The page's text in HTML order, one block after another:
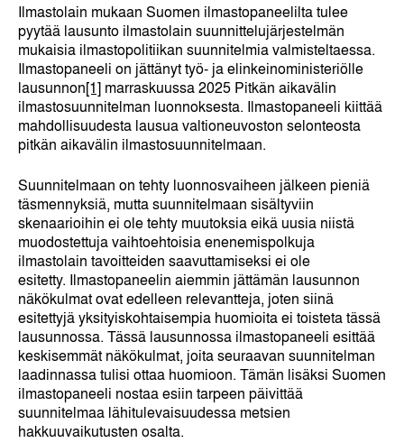
Ilmastolain mukaan Suomen ilmastopaneelilta tulee
pyytää lausunto ilmastolain suunnittelujärjestelmän
mukaisia ilmastopolitiikan suunnitelmia valmisteltaessa.
Ilmastopaneeli on jättänyt työ- ja elinkeinoministeriölle
lausunnon[1] marraskuussa 2025 Pitkän aikavälin
ilmastosuunnitelman luonnoksesta. Ilmastopaneeli kiittää
mahdollisuudesta lausua valtioneuvoston selonteosta
pitkän aikavälin ilmastosuunnitelmaan.
Suunnitelmaan on tehty luonnosvaiheen jälkeen pieniä
täsmennyksiä, mutta suunnitelmaan sisältyviin
skenaarioihin ei ole tehty muutoksia eikä uusia niistä
muodostettuja vaihtoehtoisia enenemispolkuja
ilmastolain tavoitteiden saavuttamiseksi ei ole
esitetty. Ilmastopaneelin aiemmin jättämän lausunnon
näkökulmat ovat edelleen relevantteja, joten siinä
esitettyjä yksityiskohtaisempia huomioita ei toisteta tässä
lausunnossa. Tässä lausunnossa ilmastopaneeli esittää
keskisemmät näkökulmat, joita seuraavan suunnitelman
laadinnassa tulisi ottaa huomioon. Tämän lisäksi Suomen
ilmastopaneeli nostaa esiin tarpeen päivittää
suunnitelmaa lähitulevaisuudessa metsien
hakkuuvaikutusten osalta.